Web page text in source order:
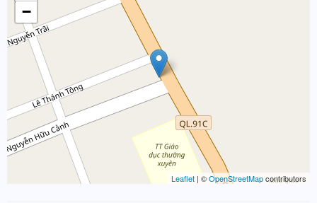
−
Leaflet | ©OpenStreetMapcontributors